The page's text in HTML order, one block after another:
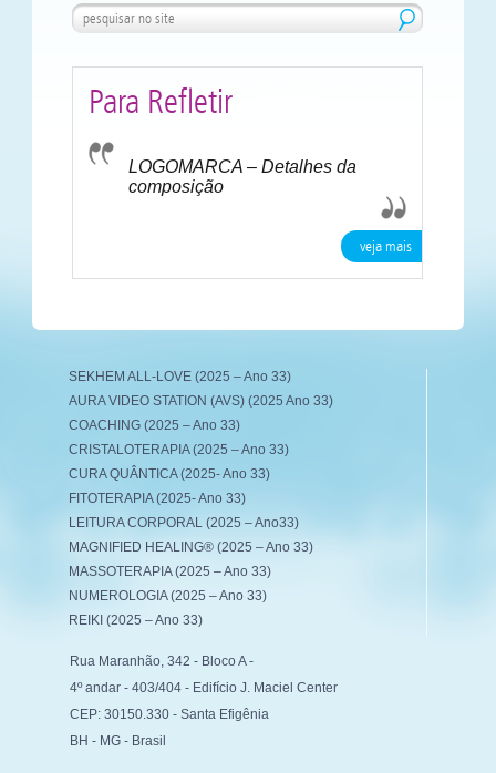
Para Refletir
LOGOMARCA – Detalhes da
composição
veja mais
SEKHEM ALL-LOVE (2025 – Ano 33)
AURA VIDEO STATION (AVS) (2025 Ano 33)
COACHING (2025 – Ano 33)
CRISTALOTERAPIA (2025 – Ano 33)
CURA QUÂNTICA (2025- Ano 33)
FITOTERAPIA (2025- Ano 33)
LEITURA CORPORAL (2025 – Ano33)
MAGNIFIED HEALING® (2025 – Ano 33)
MASSOTERAPIA (2025 – Ano 33)
NUMEROLOGIA (2025 – Ano 33)
REIKI (2025 – Ano 33)
Rua Maranhão, 342 - Bloco A -
4º andar - 403/404 - Edifício J. Maciel Center
CEP: 30150.330 - Santa Efigênia
BH - MG - Brasil